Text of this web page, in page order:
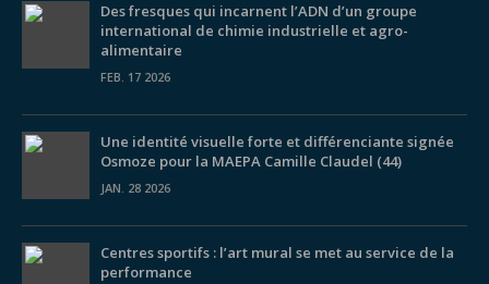
Des fresques qui incarnent l’ADN d’un groupe
international de chimie industrielle et agro-
alimentaire
FEB. 17 2026
Une identité visuelle forte et différenciante signée
Osmoze pour la MAEPA Camille Claudel (44)
JAN. 28 2026
Centres sportifs : l’art mural se met au service de la
performance